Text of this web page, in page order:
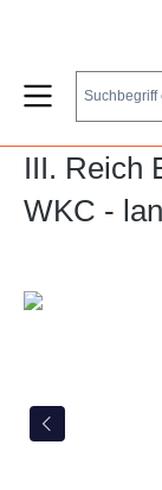
Zum Hauptinhalt
III. Reich
WKC -